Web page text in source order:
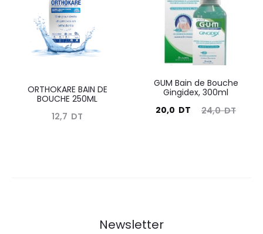
16,6
DT.
ORTHOKARE BAIN DE
BOUCHE 250ML
12,7 DT
GUM Bain de Bouche
Gingidex, 300ml
24,0DT
Le
20,0 DT
Newsletter